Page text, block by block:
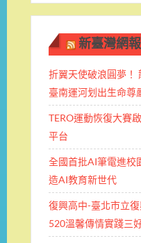
新臺灣網
折翼天使破浪圓夢！
臺南運河划出生命尊
TERO運動恢復大賽
平台
全國首批AI筆電進校
造AI教育新世代
復興高中-臺北市立
520溫馨傳情實踐三